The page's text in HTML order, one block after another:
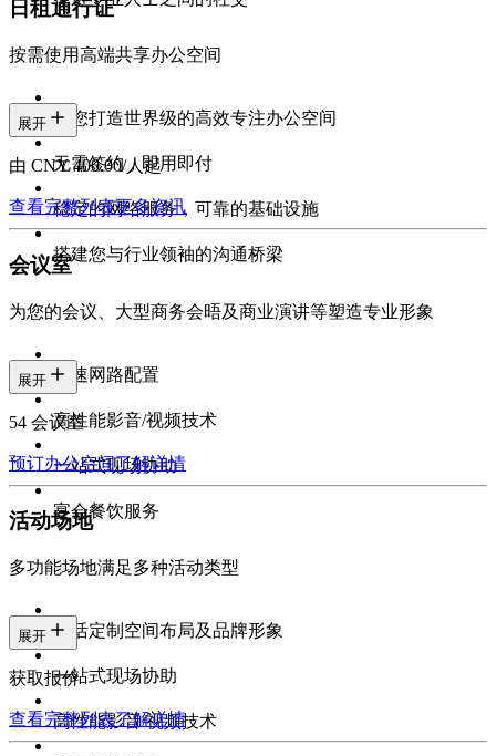
日租通行证
按需使用高端共享办公空间
为您打造世界级的高效专注办公空间
无需签约，即用即付
稳定的网络服务，可靠的基础设施
搭建您与行业领袖的沟通桥梁
展开
由 CNY 400.00/人起
查看完整列表更多资讯
会议室
为您的会议、大型商务会晤及商业演讲等塑造专业形象
高速网路配置
高性能影音/视频技术
一站式现场协助
宴会餐饮服务
展开
54 会议室
预订办公空间了解详情
活动场地
多功能场地满足多种活动类型
灵活定制空间布局及品牌形象
一站式现场协助
高性能影音/视频技术
展开
获取报价
查看完整列表了解详情